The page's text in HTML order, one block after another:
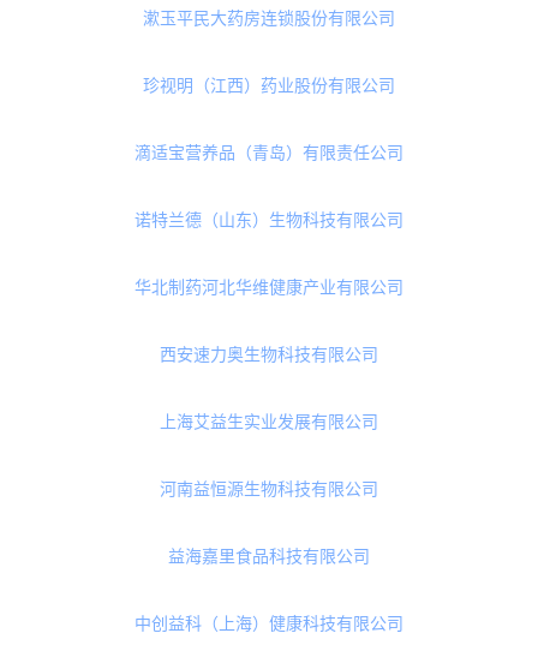
澳优乳业（中国）有限公司
上海童涵春堂健康科技有限公司
浙江康恩贝健康科技有限公司
北京康比特体育科技股份有限公司
国珍健康科技（北京）有限公司
漱玉平民大药房连锁股份有限公司
珍视明（江西）药业股份有限公司
滴适宝营养品（青岛）有限责任公司
诺特兰德（山东）生物科技有限公司
华北制药河北华维健康产业有限公司